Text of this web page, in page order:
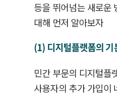
등을 뛰어넘는 새로운
대해 먼저 알아보자
(1) 디지털플랫폼의 기
민간 부문의 디지털플
사용자의 추가 가입이